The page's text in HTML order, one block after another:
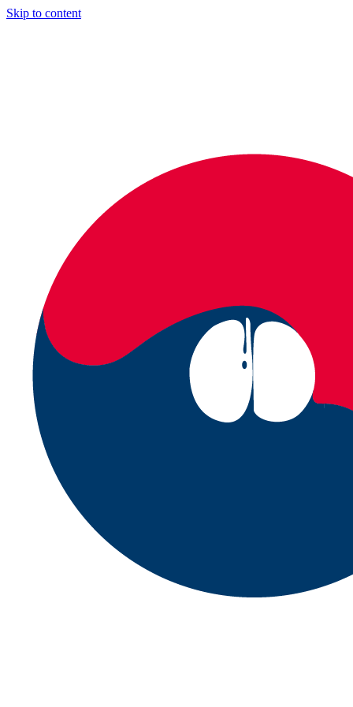
Skip to content